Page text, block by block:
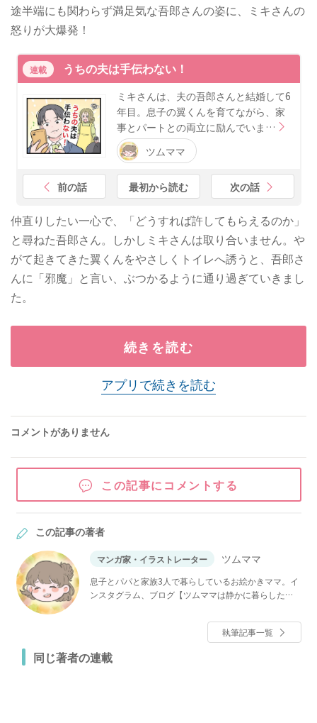
途半端にも関わらず満足気な吾郎さんの姿に、ミキさんの
怒りが大爆発！
連載 うちの夫は手伝わない！
ミキさんは、夫の吾郎さんと結婚して6
年目。息子の翼くんを育てながら、家
事とパートとの両立に励んでいま…
ツムママ
前の話 最初から読む 次の話
仲直りしたい一心で、「どうすれば許してもらえるのか」
と尋ねた吾郎さん。しかしミキさんは取り合いません。や
がて起きてきた翼くんをやさしくトイレへ誘うと、吾郎さ
んに「邪魔」と言い、ぶつかるように通り過ぎていきまし
た。
続きを読む
アプリで続きを読む
コメントがありません
この記事にコメントする
この記事の著者
マンガ家・イラストレーター ツムママ
息子とパパと家族3人で暮らしているお絵かきママ。イ
ンスタグラム、ブログ【ツムママは静かに暮らした
執筆記事一覧
同じ著者の連載